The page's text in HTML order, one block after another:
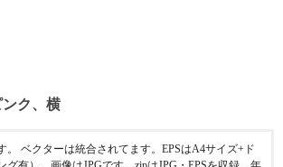
ク、横
。 ベクターは統合されてます。EPSはA4サイズ+ド